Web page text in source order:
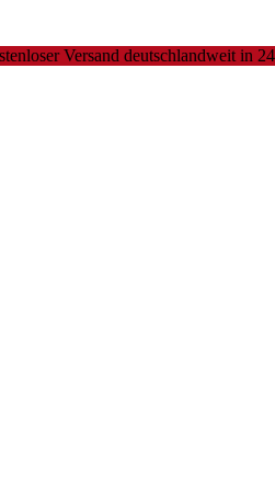
Versand deutschlandweit in